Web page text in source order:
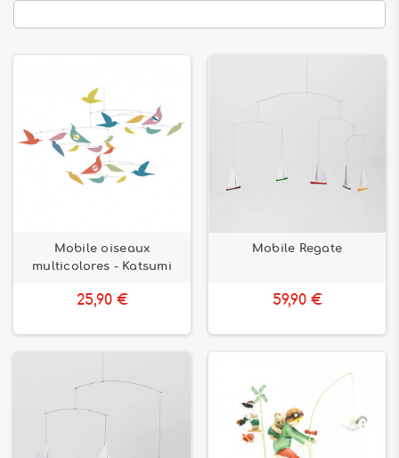
Mobile oiseaux
multicolores - Katsumi
25,90 €
Mobile Regate
59,90 €